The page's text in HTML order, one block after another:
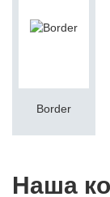
Border
Наша